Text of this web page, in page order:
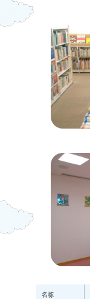
名称